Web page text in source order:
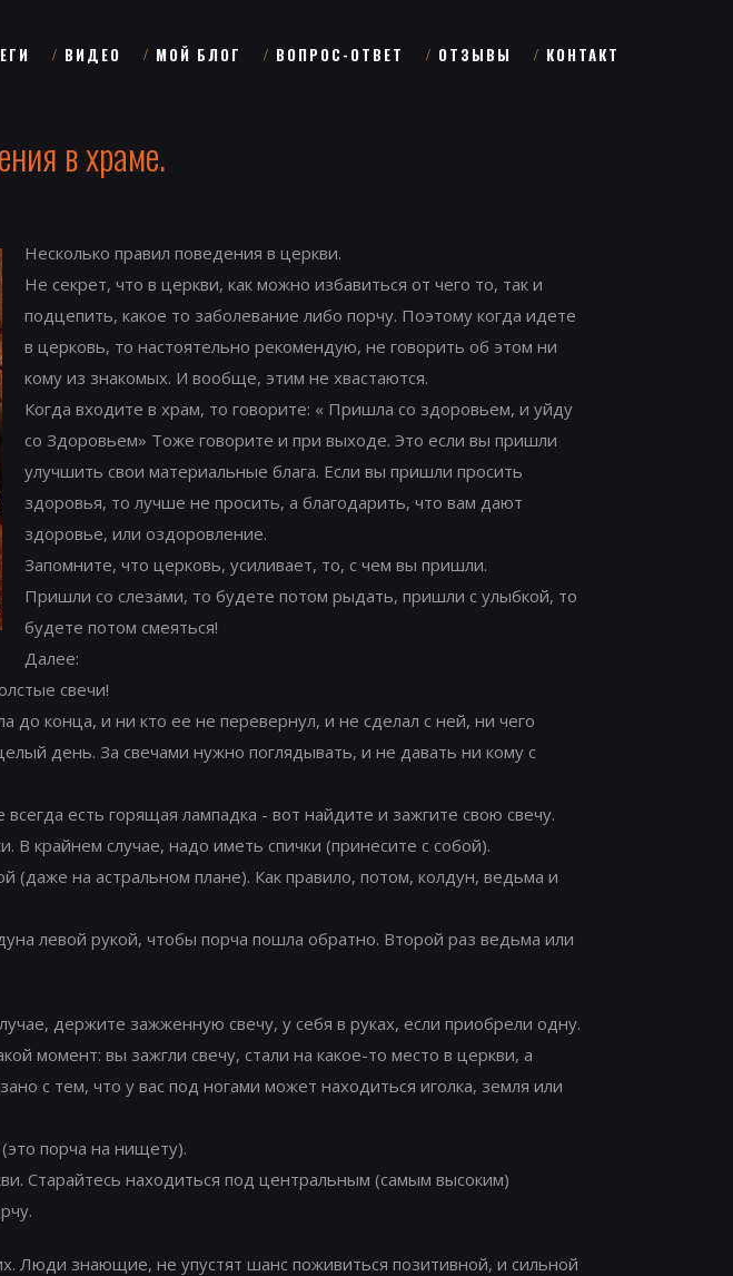
ВИДЕО МОЙ БЛОГ ВОПРОС-ОТВЕТ ОТЗЫВЫ КОНТАКТ
в храме.
Несколько правил поведения в церкви.
Не секрет, что в церкви, как можно избавиться от чего то, так и
подцепить, какое то заболевание либо порчу. Поэтому когда идете
в церковь, то настоятельно рекомендую, не говорить об этом ни
кому из знакомых. И вообще, этим не хвастаются.
Когда входите в храм, то говорите: « Пришла со здоровьем, и уйду
со Здоровьем» Тоже говорите и при выходе. Это если вы пришли
улучшить свои материальные блага. Если вы пришли просить
здоровья, то лучше не просить, а благодарить, что вам дают
здоровье, или оздоровление.
Запомните, что церковь, усиливает, то, с чем вы пришли.
Пришли со слезами, то будете потом рыдать, пришли с улыбкой, то
будете потом смеяться!
Далее:
свечи!
конца, и ни кто ее не перевернул, и не сделал с ней, ни чего
день. За свечами нужно поглядывать, и не давать ни кому с
есть горящая лампадка - вот найдите и зажгите свою свечу.
крайнем случае, надо иметь спички (принесите с собой).
(даже на астральном плане). Как правило, потом, колдун, ведьма и
левой рукой, чтобы порча пошла обратно. Второй раз ведьма или
держите зажженную свечу, у себя в руках, если приобрели одну.
момент: вы зажгли свечу, стали на какое-то место в церкви, а
с тем, что у вас под ногами может находиться иголка, земля или
порча на нищету).
Старайтесь находиться под центральным (самым высоким)
Люди знающие, не упустят шанс поживиться позитивной, и сильной